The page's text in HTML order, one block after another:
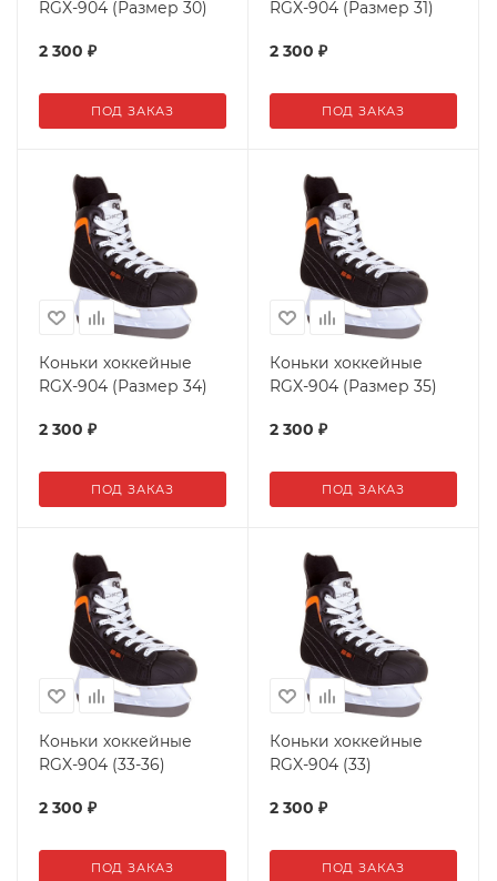
RGX-904 (Размер 30)
2 300 ₽
ПОД ЗАКАЗ
RGX-904 (Размер 31)
2 300 ₽
ПОД ЗАКАЗ
Коньки хоккейные
RGX-904 (Размер 34)
2 300 ₽
ПОД ЗАКАЗ
Коньки хоккейные
RGX-904 (Размер 35)
2 300 ₽
ПОД ЗАКАЗ
Коньки хоккейные
RGX-904 (33-36)
2 300 ₽
ПОД ЗАКАЗ
Коньки хоккейные
RGX-904 (33)
2 300 ₽
ПОД ЗАКАЗ